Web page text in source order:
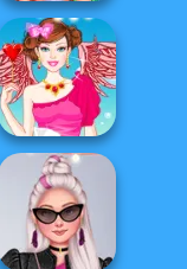
All Year Round
Fashion Addict...
Barbie's Funny
Outfits